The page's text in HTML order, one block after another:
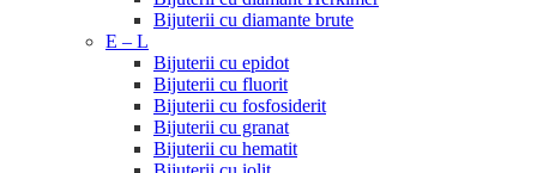
Bijuterii cu diamante brute
E – L
Bijuterii cu epidot
Bijuterii cu fluorit
Bijuterii cu fosfosiderit
Bijuterii cu granat
Bijuterii cu hematit